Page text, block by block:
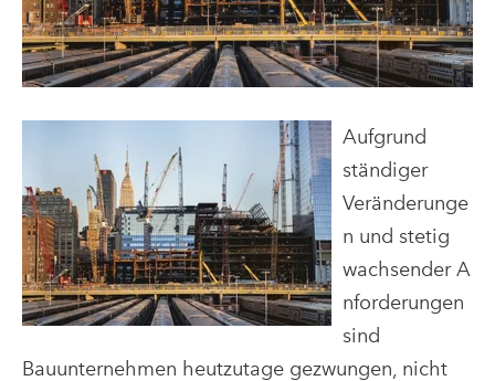
Aufgrund
ständiger
Veränderunge
n und stetig
wachsender A
nforderungen
sind
Bauunternehmen heutzutage gezwungen, nicht